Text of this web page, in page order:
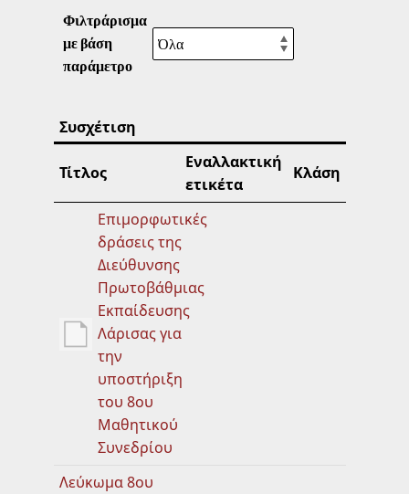
Φιλτράρισμα
με βάση
παράμετρο
Συσχέτιση
Τίτλος
Εναλλακτική
ετικέτα
Κλάση
Επιμορφωτικές
δράσεις της
Διεύθυνσης
Πρωτοβάθμιας
Εκπαίδευσης
Λάρισας για
την
υποστήριξη
του 8ου
Μαθητικού
Συνεδρίου
Λεύκωμα 8ου